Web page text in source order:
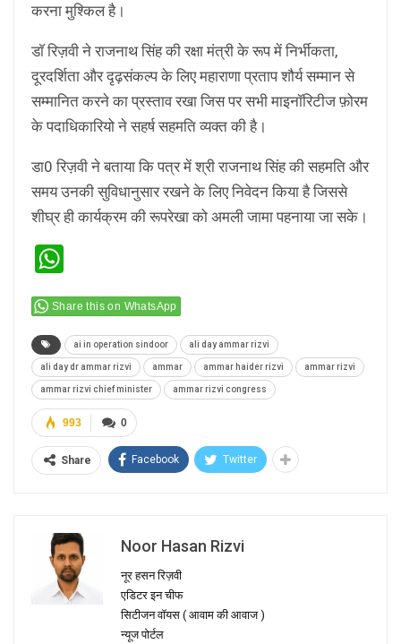
करना मुश्किल है।
डाॅ रिज़वी ने राजनाथ सिंह की रक्षा मंत्री के रूप में निर्भीकता,
दूरदर्शिता और दृढ़संकल्प के लिए महाराणा प्रताप शौर्य सम्मान से
सम्मानित करने का प्रस्ताव रखा जिस पर सभी माइनॉरिटीज फ़ोरम
के पदाधिकारियो ने सहर्ष सहमति व्यक्त की है।
डा0 रिज़वी ने बताया कि पत्र में श्री राजनाथ सिंह की सहमति और
समय उनकी सुविधानुसार रखने के लिए निवेदन किया है जिससे
शीघ्र ही कार्यक्रम की रूपरेखा को अमली जामा पहनाया जा सके।
Share this on WhatsApp
ai in operation sindoor ali day ammar rizvi
ali day dr ammar rizvi ammar ammar haider rizvi ammar rizvi
ammar rizvi chief minister ammar rizvi congress
0
993
Share Facebook Twitter
Noor Hasan Rizvi
नूर हसन रिज़वी
एडिटर इन चीफ
सिटीजन वॉयस ( आवाम की आवाज )
न्यूज पोर्टल